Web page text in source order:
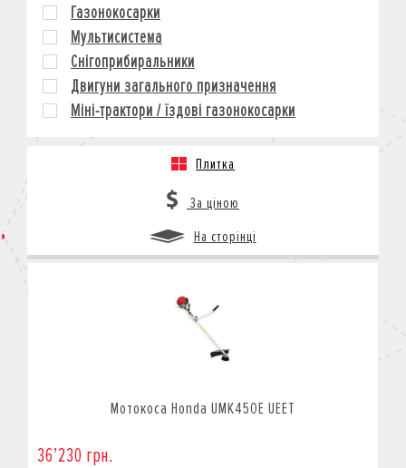
Газонокосарки
Мультисистема
Снігоприбиральники
Двигуни загального призначення
Міні-трактори / їздові газонокосарки
Плитка
За ціною
На сторінці
Мотокоса Honda UMK450E UEET
36’230 грн.